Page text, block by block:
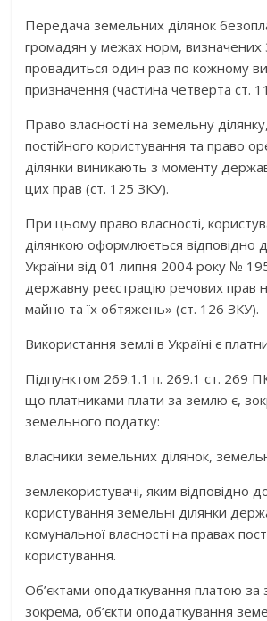
Передача земельних ділянок
громадян у межах норм, визначених
провадиться один раз по кожному
призначення (частина четверта ст.
Право власності на земельну
постійного користування та право
ділянки виникають з моменту
цих прав (ст. 125 ЗКУ).
При цьому право власності,
ділянкою оформлюється відповідно
України від 01 липня 2004 року №
державну реєстрацію речових прав
майно та їх обтяжень» (ст. 126 ЗКУ).
Використання землі в Україні є
Підпунктом 269.1.1 п. 269.1 ст. 269
що платниками плати за землю є,
земельного податку:
власники земельних ділянок,
землекористувачі, яким відповідно
користування земельні ділянки
комунальної власності на правах
користування.
Об’єктами оподаткування платою за
зокрема, об’єкти оподаткування